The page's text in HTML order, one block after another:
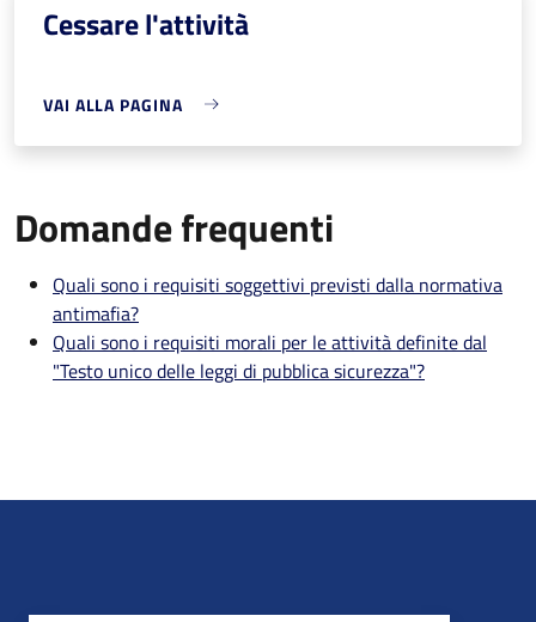
Cessare l'attività
VAI ALLA PAGINA
Domande frequenti
Quali sono i requisiti soggettivi previsti dalla normativa
antimafia?
Quali sono i requisiti morali per le attività definite dal
"Testo unico delle leggi di pubblica sicurezza"?